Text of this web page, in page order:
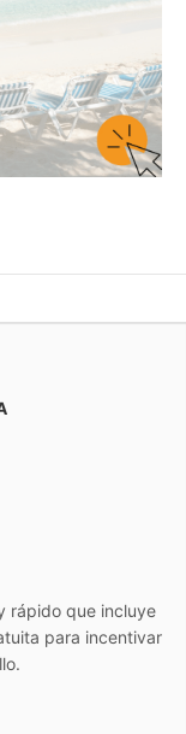
rápido que incluye
para incentivar